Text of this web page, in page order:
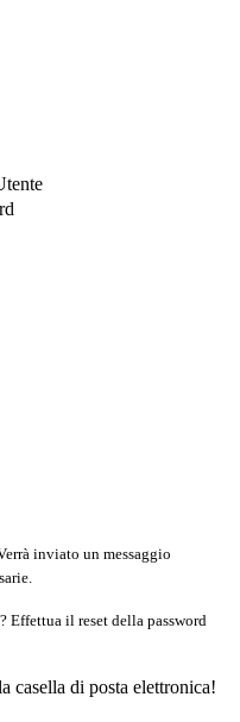
inviato un messaggio
Effettua il reset della password
casella di posta elettronica!